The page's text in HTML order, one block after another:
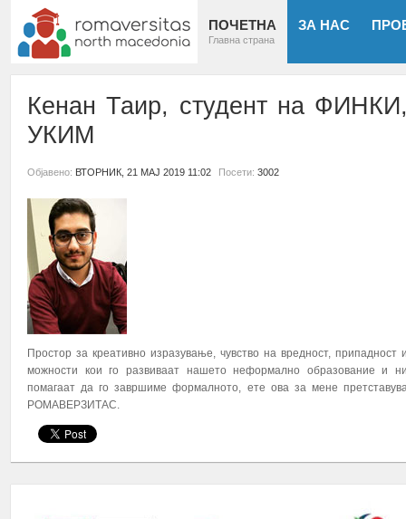
ПОЧЕТНА
Главна страна
ЗА НАС
Кенан Таир, студент на
УКИМ
Објавено: ВТОРНИК, 21 МАЈ 2019 11:02 Посети: 3002
Простор за креативно изразување, чувство на вредност, припадност
можности кои го развиваат нашето неформално образование и
помагаат да го завршиме формалното, ете ова за мене
РОМАВЕРЗИТАС.